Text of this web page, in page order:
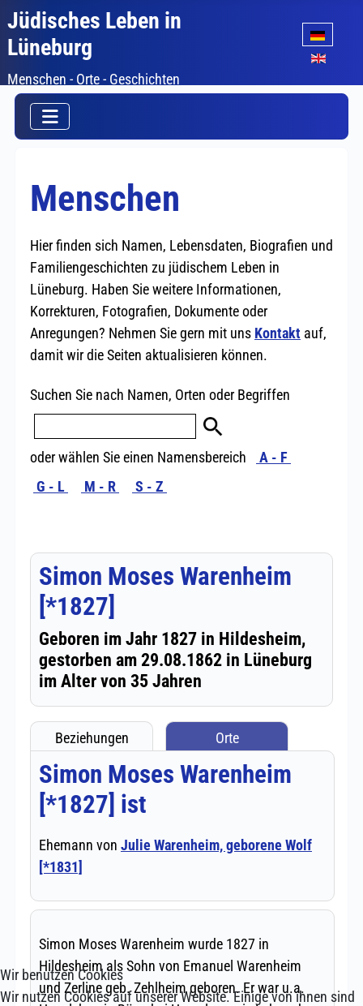
Jüdisches Leben in
Lüneburg
Menschen - Orte - Geschichten
Sprache
Wir benutzen Cookies
Wir nutzen Cookies auf unserer Website. Einige von ihnen sind